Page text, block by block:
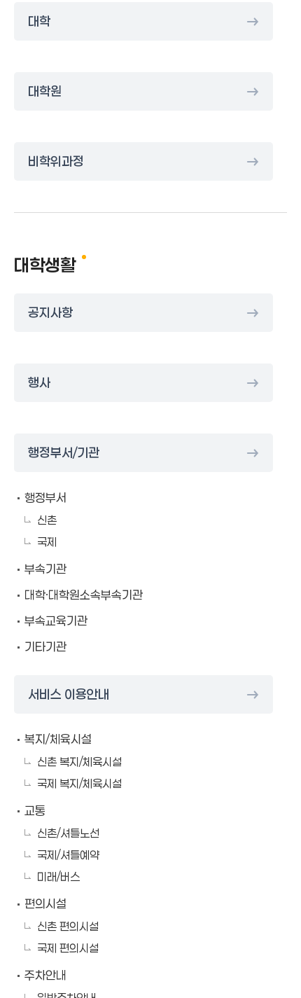
대학
대학원
비학위과정
대학생활
공지사항
행사
행정부서/기관
행정부서
신촌
국제
부속기관
대학·대학원소속부속기관
부속교육기관
기타기관
서비스 이용안내
복지/체육시설
신촌 복지/체육시설
국제 복지/체육시설
교통
신촌/셔틀노선
국제/셔틀예약
미래/버스
편의시설
신촌 편의시설
국제 편의시설
주차안내